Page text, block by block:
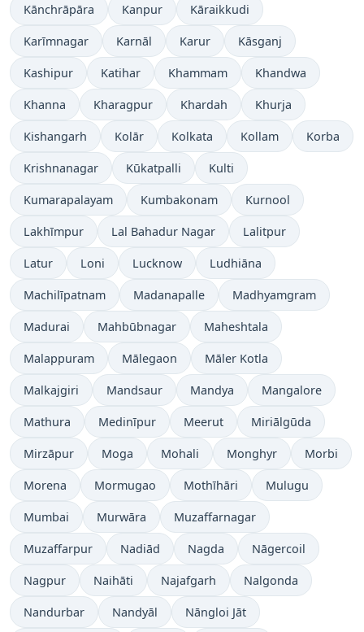
Kānchrāpāra Kanpur Kāraikkudi
Karīmnagar Karnāl Karur Kāsganj
Kashipur Katihar Khammam Khandwa
Khanna Kharagpur Khardah Khurja
Kishangarh Kolār Kolkata Kollam Korba
Krishnanagar Kūkatpalli Kulti
Kumarapalayam Kumbakonam Kurnool
Lakhīmpur Lal Bahadur Nagar Lalitpur
Latur Loni Lucknow Ludhiāna
Machilīpatnam Madanapalle Madhyamgram
Madurai Mahbūbnagar Maheshtala
Malappuram Mālegaon Māler Kotla
Malkajgiri Mandsaur Mandya Mangalore
Mathura Medinīpur Meerut Miriālgūda
Mirzāpur Moga Mohali Monghyr Morbi
Morena Mormugao Mothīhāri Mulugu
Mumbai Murwāra Muzaffarnagar
Muzaffarpur Nadiād Nagda Nāgercoil
Nagpur Naihāti Najafgarh Nalgonda
Nandurbar Nandyāl Nāngloi Jāt